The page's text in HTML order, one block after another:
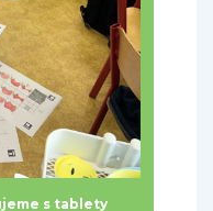
s tablety